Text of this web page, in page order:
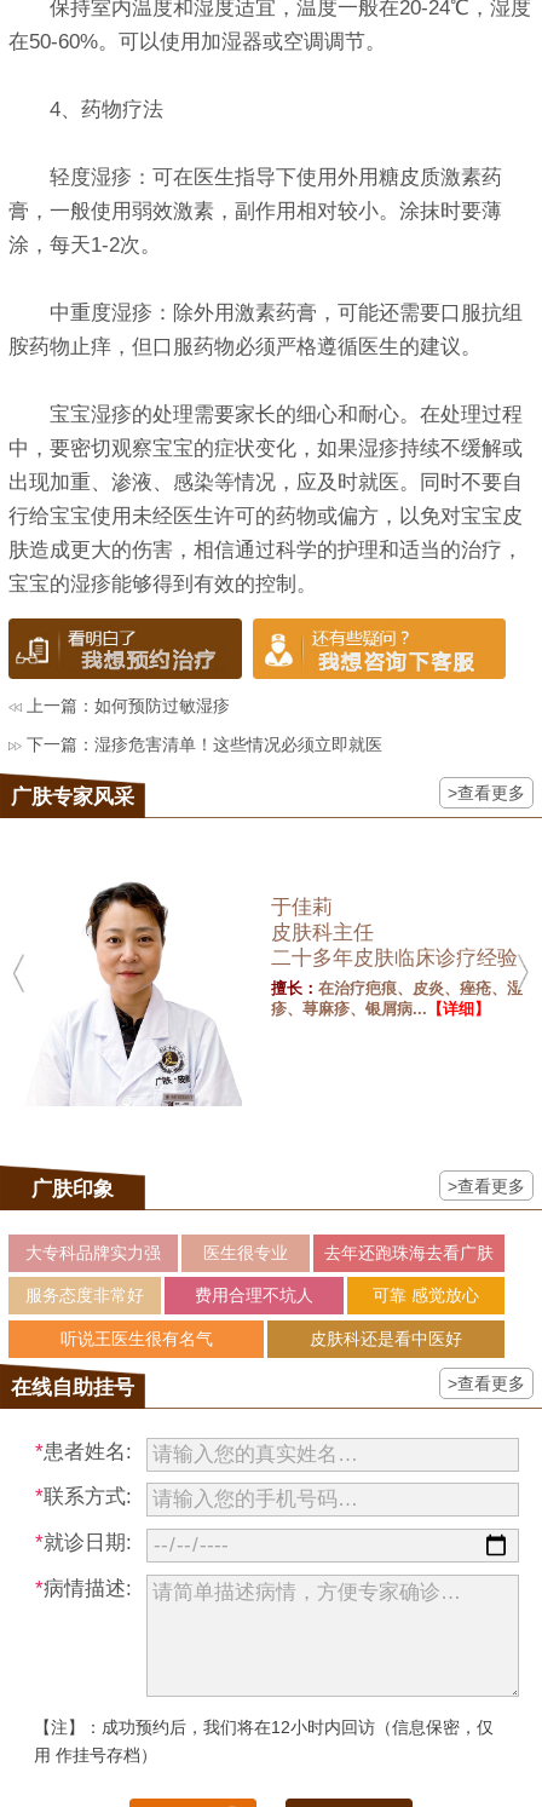
保持室内温度和湿度适宜，温度一般在20-24℃，湿度
在50-60%。可以使用加湿器或空调调节。
4、药物疗法
轻度湿疹：可在医生指导下使用外用糖皮质激素药
膏，一般使用弱效激素，副作用相对较小。涂抹时要薄
涂，每天1-2次。
中重度湿疹：除外用激素药膏，可能还需要口服抗组
胺药物止痒，但口服药物必须严格遵循医生的建议。
宝宝湿疹的处理需要家长的细心和耐心。在处理过程
中，要密切观察宝宝的症状变化，如果湿疹持续不缓解或
出现加重、渗液、感染等情况，应及时就医。同时不要自
行给宝宝使用未经医生许可的药物或偏方，以免对宝宝皮
肤造成更大的伤害，相信通过科学的护理和适当的治疗，
宝宝的湿疹能够得到有效的控制。
上一篇：如何预防过敏湿疹
下一篇：湿疹危害清单！这些情况必须立即就医
广肤专家风采 >查看更多
于佳莉
皮肤科主任
二十多年皮肤临床诊疗经验
擅长：在治疗疤痕、皮炎、痤疮、湿
疹、荨麻疹、银屑病... 【详细】
广肤印象 >查看更多
大专科品牌实力强 医生很专业 去年还跑珠海去看广肤
服务态度非常好 费用合理不坑人 可靠 感觉放心
听说王医生很有名气 皮肤科还是看中医好
在线自助挂号 >查看更多
*患者姓名:
*联系方式:
*就诊日期:
*病情描述:
【注】：成功预约后，我们将在12小时内回访（信息保密，仅
用 作挂号存档）